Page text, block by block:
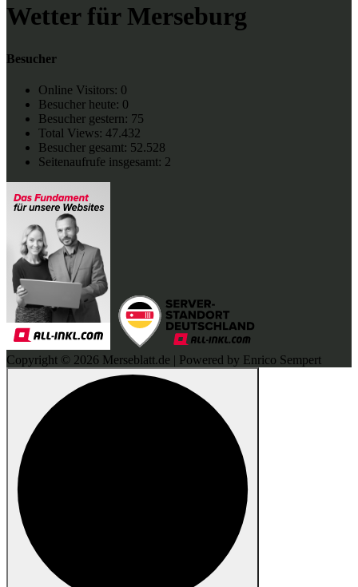
Wetter für Merseburg
Besucher
Online Visitors: 0
Besucher heute: 0
Besucher gestern: 75
Total Views: 47.432
Besucher gesamt: 52.528
Seitenaufrufe insgesamt: 2
Copyright © 2026 Merseblatt.de | Powered by Enrico Sempert